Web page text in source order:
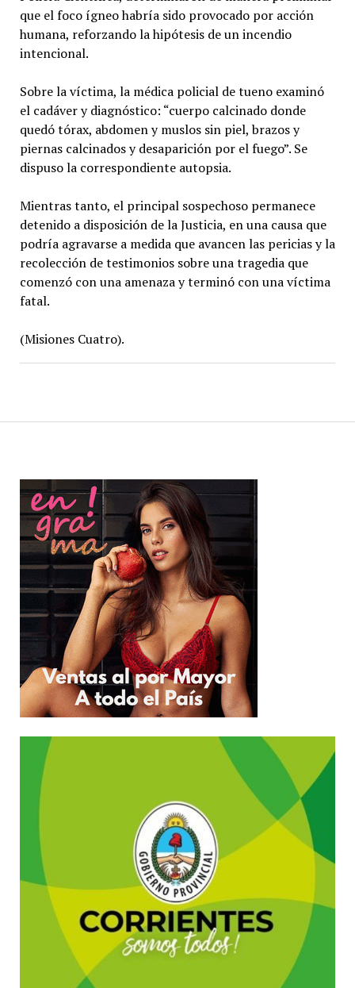
que el foco ígneo habría sido provocado por acción
humana, reforzando la hipótesis de un incendio
intencional.
Sobre la víctima, la médica policial de tueno examinó
el cadáver y diagnóstico: “cuerpo calcinado donde
quedó tórax, abdomen y muslos sin piel, brazos y
piernas calcinados y desaparición por el fuego”. Se
dispuso la correspondiente autopsia.
Mientras tanto, el principal sospechoso permanece
detenido a disposición de la Justicia, en una causa que
podría agravarse a medida que avancen las pericias y la
recolección de testimonios sobre una tragedia que
comenzó con una amenaza y terminó con una víctima
fatal.
(Misiones Cuatro).